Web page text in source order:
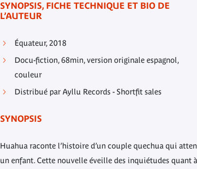
SYNOPSIS, FICHE TECHNIQUE ET BIO DE
L’AUTEUR
Équateur, 2018
Docu-fiction, 68min, version originale espagnol,
couleur
Distribué par Ayllu Records - Shortfit sales
SYNOPSIS
Huahua raconte l’histoire d’un couple quechua qui
un enfant. Cette nouvelle éveille des inquiétudes quant